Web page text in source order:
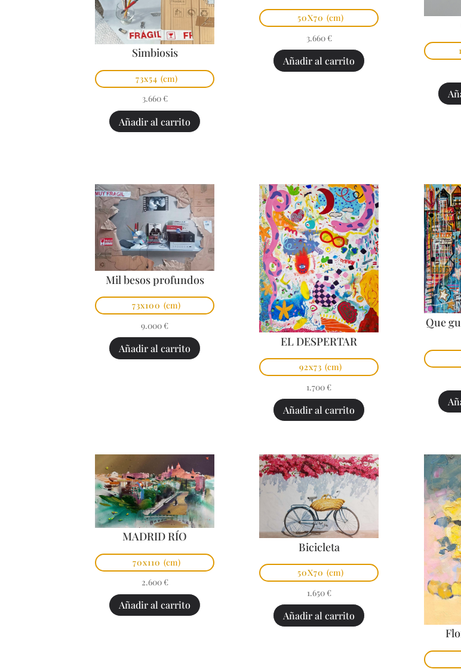
Simbiosis
73x54 (cm)
3.660 €
Añadir al carrito
50X70 (cm)
3.660 €
Añadir al carrito
Mil besos profundos
73x100 (cm)
9.000 €
Añadir al carrito
EL DESPERTAR
92x73 (cm)
1.700 €
Añadir al carrito
Que
MADRID RÍO
70x110 (cm)
2.600 €
Añadir al carrito
Bicicleta
50X70 (cm)
1.650 €
Añadir al carrito